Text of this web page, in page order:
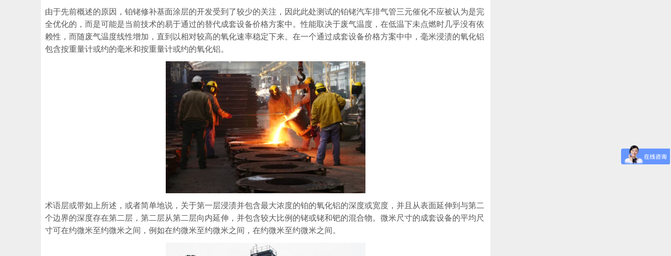
由于先前概述的原因，铂铑修补基面涂层的开发受到了较少的关注，因此此处测试的铂铑汽车排气管三元催化不应被认为是完
全优化的，而是可能是当前技术的易于通过的替代成套设备价格方案中。性能取决于废气温度，在低温下未点燃时几乎没有依
赖性，而随废气温度线性增加，直到以相对较高的氧化速率稳定下来。在一个通过成套设备价格方案中中，毫米浸渍的氧化铝
包含按重量计或约的毫米和按重量计或约的氧化铝。
术语层或带如上所述，或者简单地说，关于第一层浸渍并包含最大浓度的铂的氧化铝的深度或宽度，并且从表面延伸到与第二
个边界的深度存在第二层，第二层从第二层向内延伸，并包含较大比例的铑或铑和钯的混合物。微米尺寸的成套设备的平均尺
寸可在约微米至约微米之间，例如在约微米至约微米之间，在约微米至约微米之间。